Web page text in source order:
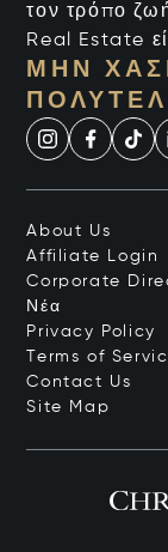
τον τρόπο
Real Estate
ΜΗΝ
About Us
Affiliate Login
Corporate
Νέα
Privacy Policy
Terms of
Contact Us
Site Map